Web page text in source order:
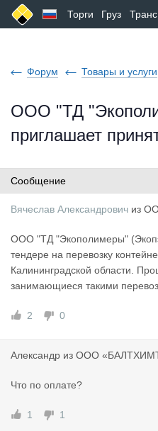
Торги Груз
Форум Товары и услуги
ООО "ТД
приглашает
Сообщение
Вячеслав Александрович из
ООО "ТД "Экополимеры"
тендере на перевозку
Калининградской области.
занимающиеся такими
2 0
Александр из ООО
Что по оплате?
1 1